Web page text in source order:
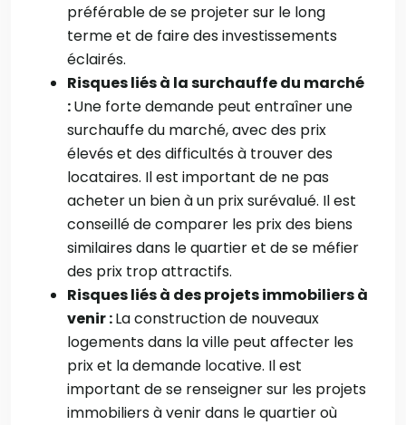
préférable de se projeter sur le long
terme et de faire des investissements
éclairés.
Risques liés à la surchauffe du marché
:Une forte demande peut entraîner une
surchauffe du marché, avec des prix
élevés et des difficultés à trouver des
locataires. Il est important de ne pas
acheter un bien à un prix surévalué. Il est
conseillé de comparer les prix des biens
similaires dans le quartier et de se méfier
des prix trop attractifs.
Risques liés à des projets immobiliers à
venir :La construction de nouveaux
logements dans la ville peut affecter les
prix et la demande locative. Il est
important de se renseigner sur les projets
immobiliers à venir dans le quartier où